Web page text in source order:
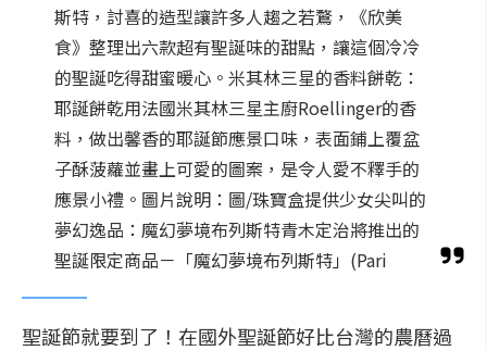
斯特，討喜的造型讓許多人趨之若鶩，《欣美
食》整理出六款超有聖誕味的甜點，讓這個冷冷
的聖誕吃得甜蜜暖心。米其林三星的香料餅乾：
耶誕餅乾用法國米其林三星主廚Roellinger的香
料，做出馨香的耶誕節應景口味，表面鋪上覆盆
子酥菠蘿並畫上可愛的圖案，是令人愛不釋手的
應景小禮。圖片說明：圖/珠寶盒提供少女尖叫的
夢幻逸品：魔幻夢境布列斯特青木定治將推出的
聖誕限定商品－「魔幻夢境布列斯特」(Pari
聖誕節就要到了！在國外聖誕節好比台灣的農曆過